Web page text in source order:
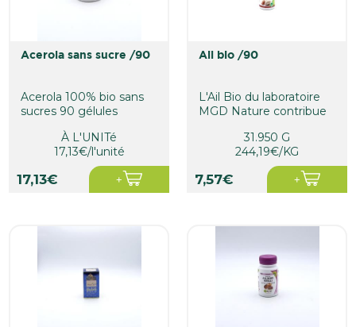
acerola sans sucre /90
Acerola 100% bio sans
sucres 90 gélules
À L'UNITé
17,13€/l'unité
17,13€
ail bio /90
L'Ail Bio du laboratoire
MGD Nature contribue
31.950 G
244,19€/KG
7,57€